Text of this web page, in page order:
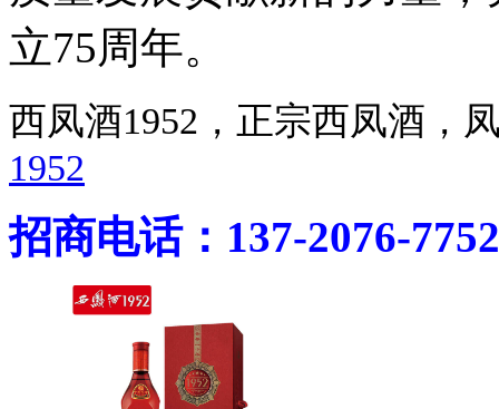
立75周年。
西凤酒1952，正宗西凤酒
1952
招商电话：137-2076-7752